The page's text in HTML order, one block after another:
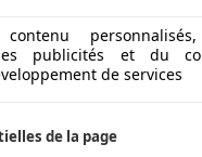
publicités et du
de services
de la page